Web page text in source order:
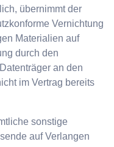
übernimmt der
Vernichtung
Materialien auf
durch den
an den
im Vertrag bereits
sonstige
auf Verlangen